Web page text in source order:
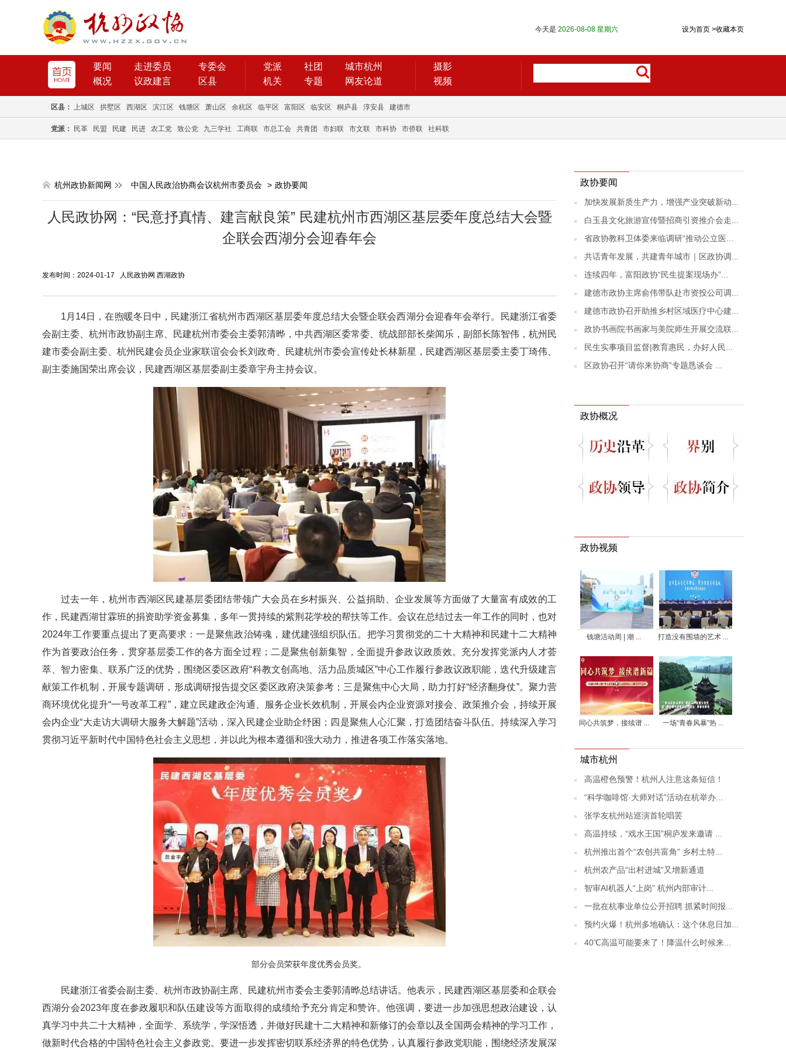
设为首页 >收藏本页
今天是 2026-08-08 星期六
要闻 走进委员
专委会
概况
议政建言 区县
党派 社团
城市杭州
机关
专题 网友论道
摄影
视频
区县： 上城区 拱墅区 西湖区 滨江区 钱塘区 萧山区 余杭区 临平区 富阳区 临安区 桐庐县 淳安县 建德市
党派： 民革 民盟 民建 民进 农工党 致公党 九三学社 工商联 市总工会 共青团 市妇联 市文联 市科协 市侨联 社科联
杭州政协新闻网 中国人民政治协商会议杭州市委员会 > 政协要闻
人民政协网：“民意抒真情、建言献良策” 民建杭州市西湖区基层委年度总结大会暨
企联会西湖分会迎春年会
发布时间：2024-01-17 人民政协网 西湖政协
1月14日，在煦暖冬日中，民建浙江省杭州市西湖区基层委年度总结大会暨企联会西湖分会迎春年会举行。民建浙江省委
会副主委、杭州市政协副主席、民建杭州市委会主委郭清晔，中共西湖区委常委、统战部部长柴闻乐，副部长陈智伟，杭州民
建市委会副主委、杭州民建会员企业家联谊会会长刘政奇、民建杭州市委会宣传处长林新星，民建西湖区基层委主委丁琦伟、
副主委施国荣出席会议，民建西湖区基层委副主委章宇舟主持会议。
过去一年，杭州市西湖区民建基层委团结带领广大会员在乡村振兴、公益捐助、企业发展等方面做了大量富有成效的工
作，民建西湖甘霖班的捐资助学资金募集，多年一贯持续的紫荆花学校的帮扶等工作。会议在总结过去一年工作的同时，也对
2024年工作要重点提出了更高要求：一是聚焦政治铸魂，建优建强组织队伍。把学习贯彻党的二十大精神和民建十二大精神
作为首要政治任务，贯穿基层委工作的各方面全过程；二是聚焦创新集智，全面提升参政议政质效。充分发挥党派内人才荟
萃、智力密集、联系广泛的优势，围绕区委区政府“科教文创高地、活力品质城区”中心工作履行参政议政职能，迭代升级建言
献策工作机制，开展专题调研，形成调研报告提交区委区政府决策参考；三是聚焦中心大局，助力打好“经济翻身仗”。聚力营
商环境优化提升“一号改革工程”，建立民建政企沟通、服务企业长效机制，开展会内企业资源对接会、政策推介会，持续开展
会内企业“大走访大调研大服务大解题”活动，深入民建企业助企纾困；四是聚焦人心汇聚，打造团结奋斗队伍。持续深入学习
贯彻习近平新时代中国特色社会主义思想，并以此为根本遵循和强大动力，推进各项工作落实落地。
部分会员荣获年度优秀会员奖。
民建浙江省委会副主委、杭州市政协副主席、民建杭州市委会主委郭清晔总结讲话。他表示，民建西湖区基层委和企联会
西湖分会2023年度在参政履职和队伍建设等方面取得的成绩给予充分肯定和赞许。他强调，要进一步加强思想政治建设，认
真学习中共二十大精神，全面学、系统学，学深悟透，并做好民建十二大精神和新修订的会章以及全国两会精神的学习工作，
做新时代合格的中国特色社会主义参政党。要进一步发挥密切联系经济界的特色优势，认真履行参政党职能，围绕经济发展深
政协要闻
加快发展新质生产力，增强产业突破新动...
白玉县文化旅游宣传暨招商引资推介会走...
省政协教科卫体委来临调研“推动公立医...
共话青年发展，共建青年城市｜区政协调...
连续四年，富阳政协“民生提案现场办”...
建德市政协主席俞伟带队赴市资投公司调...
建德市政协召开助推乡村区域医疗中心建...
政协书画院书画家与美院师生开展交流联...
民生实事项目监督|教育惠民，办好人民...
区政协召开“请你来协商”专题恳谈会 ...
政协概况
政协视频
钱塘活动周 | 潮 ... 打造没有围墙的艺术 ...
同心共筑梦，接续谱 ... 一场“青春风暴”热 ...
城市杭州
高温橙色预警！杭州人注意这条短信！
“科学咖啡馆·大师对话”活动在杭举办...
张学友杭州站巡演首轮唱罢
高温持续，“戏水王国”桐庐发来邀请 ...
杭州推出首个“农创共富角” 乡村土特...
杭州农产品“出村进城”又增新通道
智审AI机器人“上岗” 杭州内部审计...
一批在杭事业单位公开招聘 抓紧时间报...
预约火爆！杭州多地确认：这个休息日加...
40℃高温可能要来了！降温什么时候来...